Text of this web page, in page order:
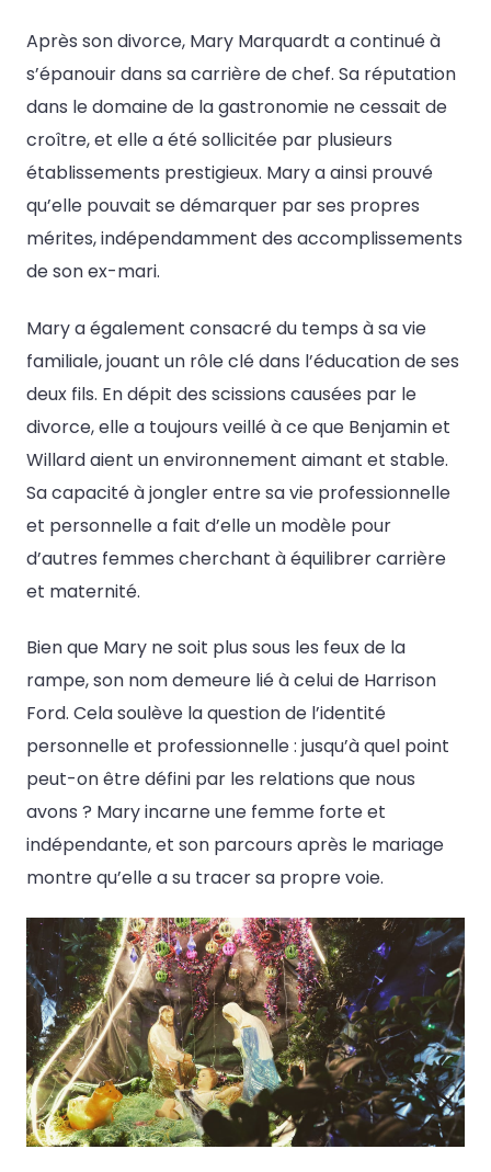
Après son divorce, Mary Marquardt a continué à
s’épanouir dans sa carrière de chef. Sa réputation
dans le domaine de la gastronomie ne cessait de
croître, et elle a été sollicitée par plusieurs
établissements prestigieux. Mary a ainsi prouvé
qu’elle pouvait se démarquer par ses propres
mérites, indépendamment des accomplissements
de son ex-mari.
Mary a également consacré du temps à sa vie
familiale, jouant un rôle clé dans l’éducation de ses
deux fils. En dépit des scissions causées par le
divorce, elle a toujours veillé à ce que Benjamin et
Willard aient un environnement aimant et stable.
Sa capacité à jongler entre sa vie professionnelle
et personnelle a fait d’elle un modèle pour
d’autres femmes cherchant à équilibrer carrière
et maternité.
Bien que Mary ne soit plus sous les feux de la
rampe, son nom demeure lié à celui de Harrison
Ford. Cela soulève la question de l’identité
personnelle et professionnelle : jusqu’à quel point
peut-on être défini par les relations que nous
avons ? Mary incarne une femme forte et
indépendante, et son parcours après le mariage
montre qu’elle a su tracer sa propre voie.